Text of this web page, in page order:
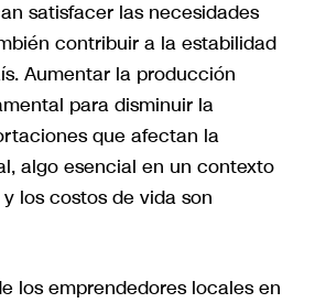
satisfacer las necesidades
contribuir a la estabilidad
Aumentar la producción
para disminuir la
que afectan la
algo esencial en un contexto
los costos de vida son
los emprendedores locales en